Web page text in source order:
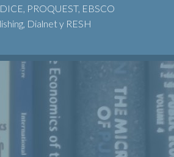
PROQUEST, EBSCO
Dialnet y RESH